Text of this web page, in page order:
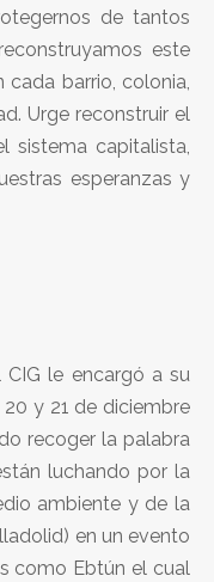
de tantos
este
barrio, colonia,
Urge reconstruir el
sistema capitalista,
esperanzas y
le encargó a su
y 21 de diciembre
recoger la palabra
luchando por la
ambiente y de la
en un evento
como Ebtún el cual